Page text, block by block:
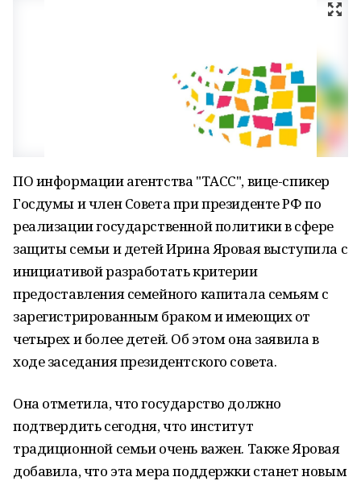
ПО информации агентства "ТАСС", вице-спикер
Госдумы и член Совета при президенте РФ по
реализации государственной политики в сфере
защиты семьи и детей Ирина Яровая выступила с
инициативой разработать критерии
предоставления семейного капитала семьям с
зарегистрированным браком и имеющих от
четырех и более детей. Об этом она заявила в
ходе заседания президентского совета.
Она отметила, что государство должно
подтвердить сегодня, что институт
традиционной семьи очень важен. Также Яровая
добавила, что эта мера поддержки станет новым